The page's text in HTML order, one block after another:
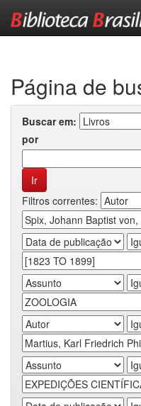
Página de
Buscar em:
por
Filtros correntes: